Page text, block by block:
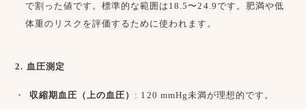
で割った値です。標準的な範囲は18.5〜24.9です。肥満や低
体重のリスクを評価するために使われます。
2. 血圧測定
収縮期血圧（上の血圧） : 120 mmHg未満が理想的です。